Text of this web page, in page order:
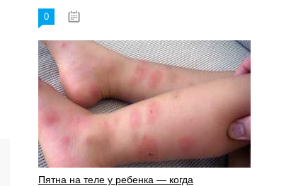
0
Пятна на теле у ребенка — когда